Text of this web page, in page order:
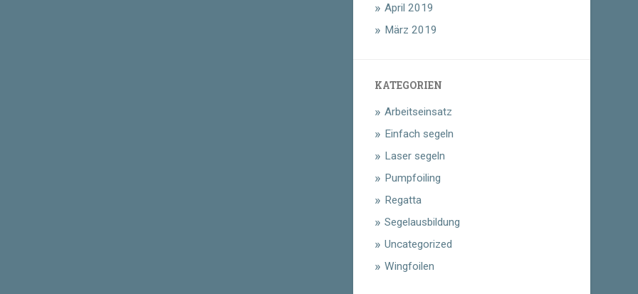
April 2019
März 2019
KATEGORIEN
Arbeitseinsatz
Einfach segeln
Laser segeln
Pumpfoiling
Regatta
Segelausbildung
Uncategorized
Wingfoilen